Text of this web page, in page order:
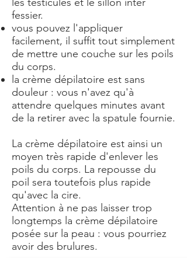
fessier.
vous pouvez l'appliquer
facilement, il suffit tout simplement
de mettre une couche sur les poils
du corps.
la crème dépilatoire est sans
douleur : vous n'avez qu'à
attendre quelques minutes avant
de la retirer avec la spatule fournie.
La crème dépilatoire est ainsi un
moyen très rapide d'enlever les
poils du corps. La repousse du
poil sera toutefois plus rapide
qu'avec la cire.
Attention à ne pas laisser trop
longtemps la crème dépilatoire
posée sur la peau : vous pourriez
avoir des brulures.